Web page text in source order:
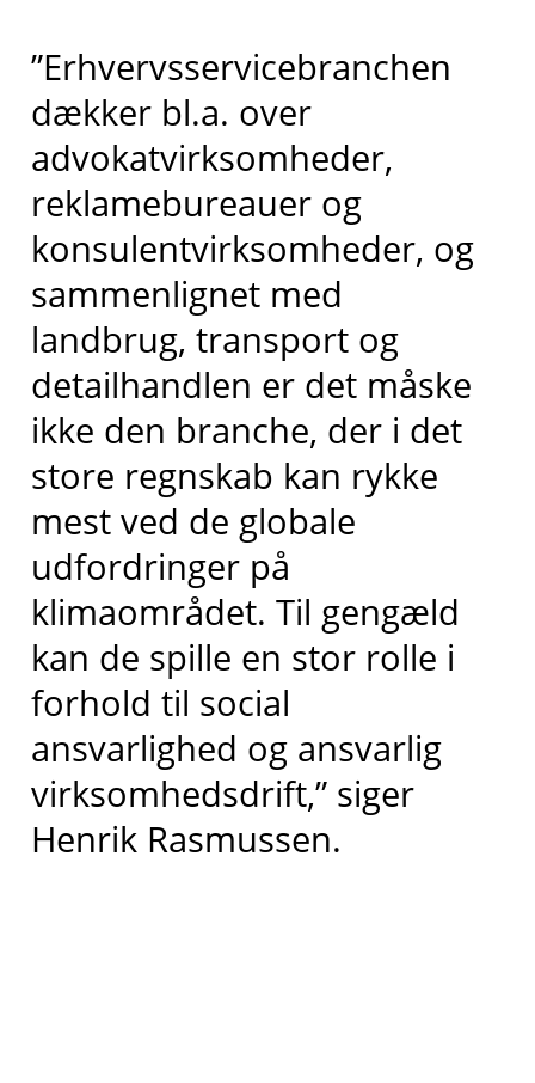
”Erhvervsservicebranchen
dækker bl.a. over
advokatvirksomheder,
reklamebureauer og
konsulentvirksomheder, og
sammenlignet med
landbrug, transport og
detailhandlen er det måske
ikke den branche, der i det
store regnskab kan rykke
mest ved de globale
udfordringer på
klimaområdet. Til gengæld
kan de spille en stor rolle i
forhold til social
ansvarlighed og ansvarlig
virksomhedsdrift,” siger
Henrik Rasmussen.